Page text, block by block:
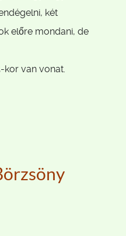
két
előre mondani, de
kor van vonat.